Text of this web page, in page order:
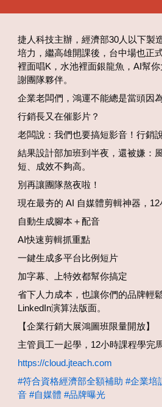
捷人科技主辦，經濟部30人以下製
培力，繼高雄開課後，台中場也正
裡面唱K，水池裡面銀龍魚，AI幫
謝團隊夥伴。
企業老闆們，鴻運不能總是當頭因
行銷長又在催影片？
老闆說：我們也要搞短影音！行銷
結果設計部加班到半夜，還被嫌：
短、成效不夠高。
別再讓團隊熬夜啦！
現在最夯的 AI 自媒體剪輯神器，12
自動生成腳本＋配音
AI快速剪輯抓重點
一鍵生成多平台比例短片
加字幕、上特效都幫你搞定
省下人力成本，也讓你們的品牌輕
LinkedIn演算法版面。
【企業行銷大展鴻圖班限量開放】
主管員工一起學，12小時課程學完
https://cloud.jteach.com
#符合資格經濟部全額補助 #企業培
音 #自媒體 #品牌曝光